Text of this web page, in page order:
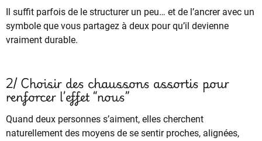
Il suffit parfois de le structurer un peu… et de l’ancrer avec un
symbole que vous partagez à deux pour qu’il devienne
vraiment durable.
2/ Choisir des chaussons assortis pour
renforcer l’effet “nous”
Quand deux personnes s’aiment, elles cherchent
naturellement des moyens de se sentir proches, alignées,